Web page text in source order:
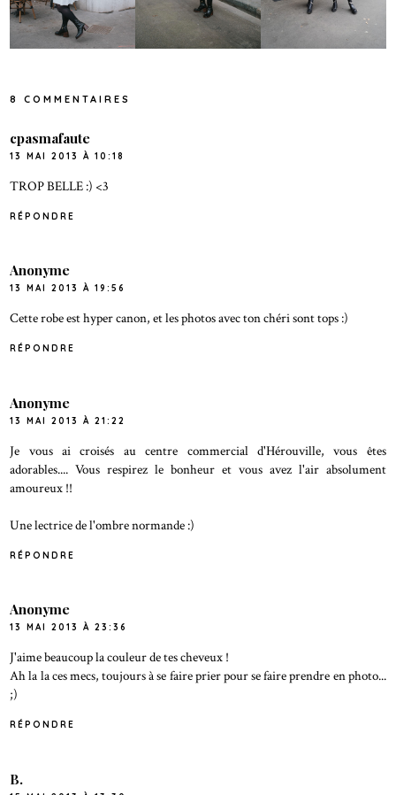
8 COMMENTAIRES
cpasmafaute
13 MAI 2013 À 10:18
TROP BELLE :) <3
RÉPONDRE
Anonyme
13 MAI 2013 À 19:56
Cette robe est hyper canon, et les photos avec ton chéri sont tops :)
RÉPONDRE
Anonyme
13 MAI 2013 À 21:22
Je vous ai croisés au centre commercial d'Hérouville, vous êtes
adorables.... Vous respirez le bonheur et vous avez l'air absolument
amoureux !!
Une lectrice de l'ombre normande :)
RÉPONDRE
Anonyme
13 MAI 2013 À 23:36
J'aime beaucoup la couleur de tes cheveux !
Ah la la ces mecs, toujours à se faire prier pour se faire prendre en photo...
;)
RÉPONDRE
B.